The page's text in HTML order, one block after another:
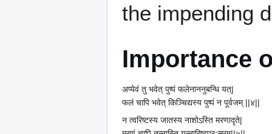
the impending
Importance
अप्येवं तु भवेत् पुष्पं फलेनाननुबन्धि यत्|
फलं चापि भवेत् किञ्चिद्यस्य पुष्पं न पूर्वजम् ||४||
न त्वरिष्टस्य जातस्य नाशोऽस्ति मरणादृते|